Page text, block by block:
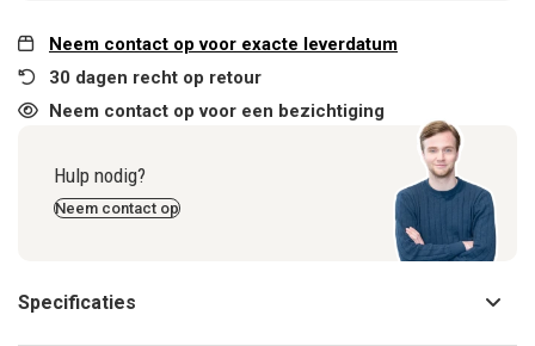
Neem contact op voor exacte leverdatum
30 dagen recht op retour
Neem contact op voor een bezichtiging
Hulp nodig?
Neem contact op
Specificaties